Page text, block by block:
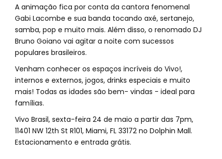
A animação fica por conta da cantora fenomenal
Gabi Lacombe e sua banda tocando axé, sertanejo,
samba, pop e muito mais. Além disso, o renomado DJ
Bruno Goiano vai agitar a noite com sucessos
populares brasileiros.
Venham conhecer os espaços incríveis do Vivo!,
internos e externos, jogos, drinks especiais e muito
mais! Todas as idades são bem- vindas - ideal para
famílias.
Vivo Brasil, sexta-feira 24 de maio a partir das 7pm,
11401 NW 12th St R101, Miami, FL 33172 no Dolphin Mall.
Estacionamento e entrada grátis.